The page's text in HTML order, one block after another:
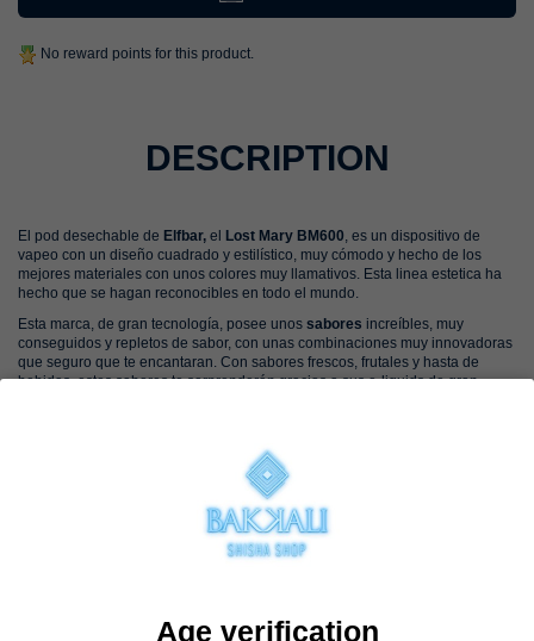
No reward points for this product.
DESCRIPTION
El pod desechable de Elfbar, el Lost Mary BM600, es un dispositivo de
vapeo con un diseño cuadrado y estilístico, muy cómodo y hecho de los
mejores materiales con unos colores muy llamativos. Esta linea estetica ha
hecho que se hagan reconocibles en todo el mundo.
Esta marca, de gran tecnología, posee unos sabores increíbles, muy
conseguidos y repletos de sabor, con unas combinaciones muy innovadoras
que seguro que te encantaran. Con sabores frescos, frutales y hasta de
bebidas, estos sabores te sorprenderán gracias a sus e-liquids de gran
sabor y un 2% de nicotina, ademas cuenta con una gran bateria y una
resistencia que te generara una gran cantidad de humo en cada calada a lo
Puedes encontrar estos sabores, enpacks combinables
probarlos todos de una manera mas económica.
mejores del mundo. Con un diseño icónico y cuadrado, es ideal para
Age verification